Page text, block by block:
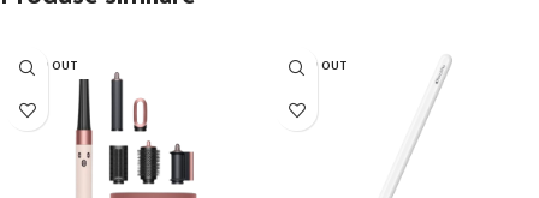
SOLD OUT SOLD OUT